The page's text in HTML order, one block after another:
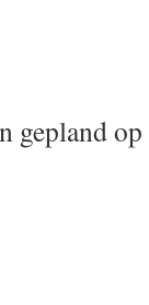
gepland